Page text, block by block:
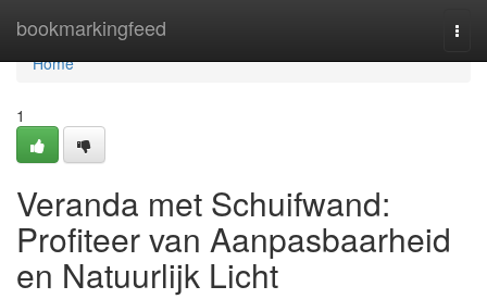
bookmarkingfeed
Home
Home
1
Veranda met Schuifwand:
Profiteer van Aanpasbaarheid
en Natuurlijk Licht